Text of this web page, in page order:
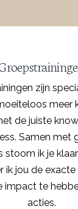
zijn
meer
de juiste
Samen met
stoom ik je
ik jou de
impact te
acties.